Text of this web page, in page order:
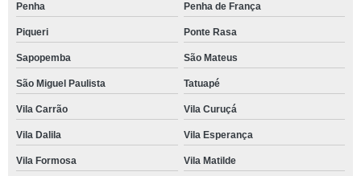
Penha Penha de França
Piqueri Ponte Rasa
Sapopemba São Mateus
São Miguel Paulista Tatuapé
Vila Carrão Vila Curuçá
Vila Dalila Vila Esperança
Vila Formosa Vila Matilde